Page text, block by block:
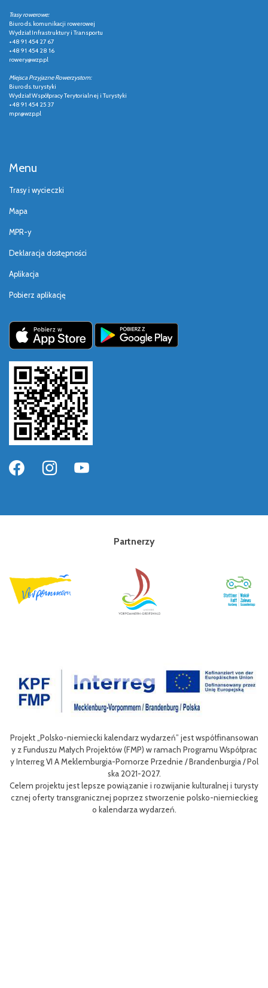
Trasy rowerowe:
Biuro ds. komunikacji rowerowej
Wydział Infrastruktury i Transportu
+48 91 454 27 67
+48 91 454 28 16
rowery@wzp.pl
Miejsca Przyjazne Rowerzystom:
Biuro ds. turystyki
Wydział Współpracy Terytorialnej i Turystyki
+48 91 454 25 37
mpr@wzp.pl
Menu
Trasy i wycieczki
Mapa
MPR-y
Deklaracja dostępności
Aplikacja
Pobierz aplikację
Partnerzy
/ Pol
i turysty
Celem III Polsko-Niemieckich Dni Turystyki Rowerowej jest
nie oferty turystycznej oraz ułatwienie transgranicznego
niej dla mieszkańców obszaru Euroregionu Pomerania jak i dla
w odwiedzających region.
Efektem planowanych działań jest przybliżenie zwykłym
m rowerów możliwości różnych tras oraz miejsc do
aangażowanie prawdziwych rowerowych pasjonatów w rozwój